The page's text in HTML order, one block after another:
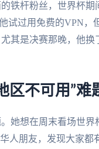
铁杆粉丝，世界杯
试过用免费的VPN
其是决赛那晚，他
区不可用”难
她想在周末看场世
人朋友，发现大家